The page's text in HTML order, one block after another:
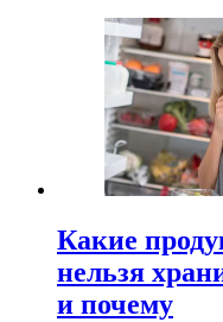
Какие
нельзя
и почему